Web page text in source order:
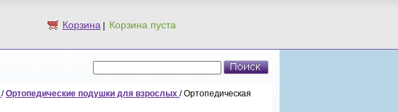
Корзина
/Ортопедические подушки для взрослых / Ортопедическая